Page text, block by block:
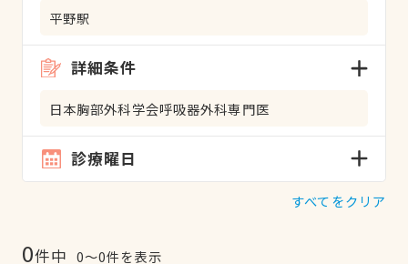
平野駅
詳細条件
日本胸部外科学会呼吸器外科専門医
診療曜日
すべてをクリア
0件中 0〜0件を表示